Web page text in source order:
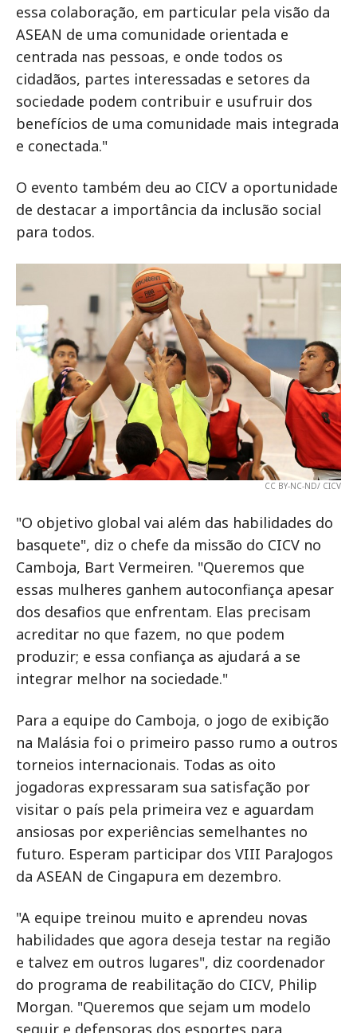
essa colaboração, em particular pela visão da
ASEAN de uma comunidade orientada e
centrada nas pessoas, e onde todos os
cidadãos, partes interessadas e setores da
sociedade podem contribuir e usufruir dos
benefícios de uma comunidade mais integrada
e conectada."
O evento também deu ao CICV a oportunidade
de destacar a importância da inclusão social
para todos.
CC BY-NC-ND/ CICV
"O objetivo global vai além das habilidades do
basquete", diz o chefe da missão do CICV no
Camboja, Bart Vermeiren. "Queremos que
essas mulheres ganhem autoconfiança apesar
dos desafios que enfrentam. Elas precisam
acreditar no que fazem, no que podem
produzir; e essa confiança as ajudará a se
integrar melhor na sociedade."
Para a equipe do Camboja, o jogo de exibição
na Malásia foi o primeiro passo rumo a outros
torneios internacionais. Todas as oito
jogadoras expressaram sua satisfação por
visitar o país pela primeira vez e aguardam
ansiosas por experiências semelhantes no
futuro. Esperam participar dos VIII ParaJogos
da ASEAN de Cingapura em dezembro.
"A equipe treinou muito e aprendeu novas
habilidades que agora deseja testar na região
e talvez em outros lugares", diz coordenador
do programa de reabilitação do CICV, Philip
Morgan. "Queremos que sejam um modelo
seguir e defensoras dos esportes para